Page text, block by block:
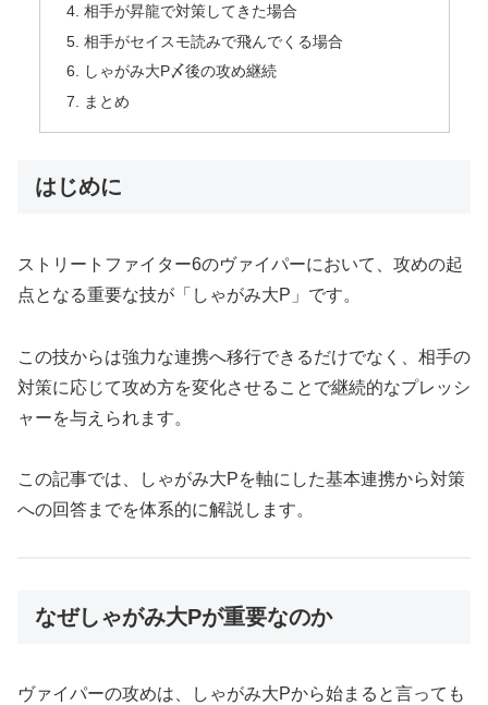
相手が昇龍で対策してきた場合
相手がセイスモ読みで飛んでくる場合
しゃがみ大P〆後の攻め継続
まとめ
はじめに
ストリートファイター6のヴァイパーにおいて、攻めの起
点となる重要な技が「しゃがみ大P」です。
この技からは強力な連携へ移行できるだけでなく、相手の
対策に応じて攻め方を変化させることで継続的なプレッシ
ャーを与えられます。
この記事では、しゃがみ大Pを軸にした基本連携から対策
への回答までを体系的に解説します。
なぜしゃがみ大Pが重要なのか
ヴァイパーの攻めは、しゃがみ大Pから始まると言っても